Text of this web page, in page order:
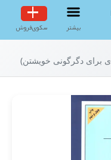
بیشتر سکوی‌فروش
برای دگرگونی خویشتن)